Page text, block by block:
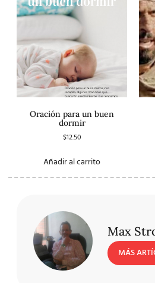
Oración para un buen
dormir
$12.50
Añadir al carrito
Max
MÁS